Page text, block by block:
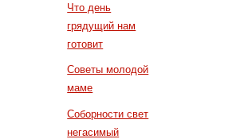
Что день
грядущий нам
готовит
Советы молодой
маме
Соборности свет
негасимый